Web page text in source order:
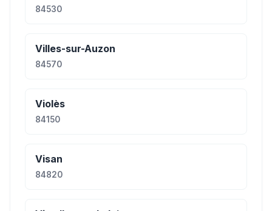
84530
Villes-sur-Auzon
84570
Violès
84150
Visan
84820